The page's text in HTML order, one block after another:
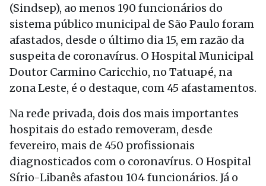
(Sindsep), ao menos 190 funcionários do
sistema público municipal de São Paulo foram
afastados, desde o último dia 15, em razão da
suspeita de coronavírus. O Hospital Municipal
Doutor Carmino Caricchio, no Tatuapé, na
zona Leste, é o destaque, com 45 afastamentos.
Na rede privada, dois dos mais importantes
hospitais do estado removeram, desde
fevereiro, mais de 450 profissionais
diagnosticados com o coronavírus. O Hospital
Sírio-Libanês afastou 104 funcionários. Já o